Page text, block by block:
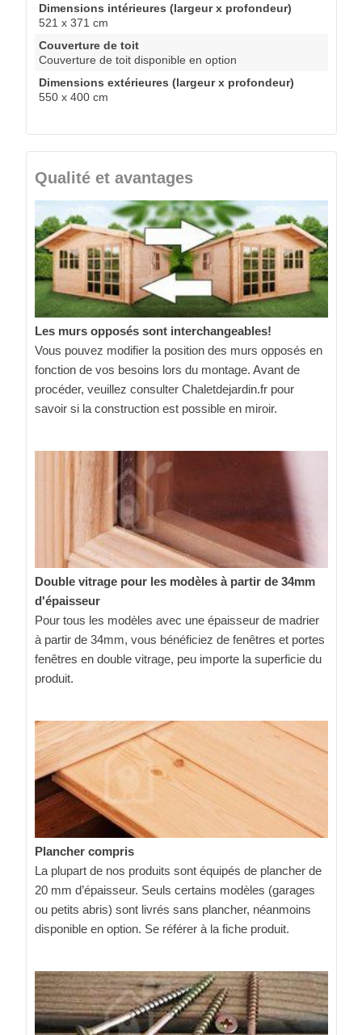
Dimensions intérieures (largeur x profondeur)
521 x 371 cm
Couverture de toit
Couverture de toit disponible en option
Dimensions extérieures (largeur x profondeur)
550 x 400 cm
Qualité et avantages
Les murs opposés sont interchangeables!
Vous pouvez modifier la position des murs opposés en
fonction de vos besoins lors du montage. Avant de
procéder, veuillez consulter Chaletdejardin.fr pour
savoir si la construction est possible en miroir.
Double vitrage pour les modèles à partir de 34mm
d'épaisseur
Pour tous les modèles avec une épaisseur de madrier
à partir de 34mm, vous bénéficiez de fenêtres et portes
fenêtres en double vitrage, peu importe la superficie du
produit.
Plancher compris
La plupart de nos produits sont équipés de plancher de
20 mm d’épaisseur. Seuls certains modèles (garages
ou petits abris) sont livrés sans plancher, néanmoins
disponible en option. Se référer à la fiche produit.